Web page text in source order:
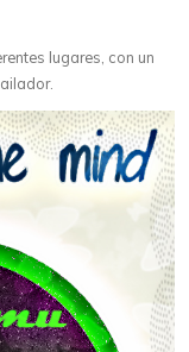
lugares, con un